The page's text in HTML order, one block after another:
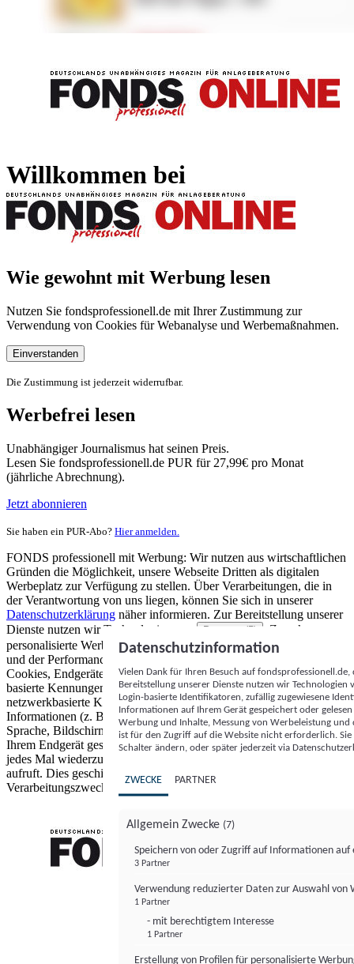
Willkommen bei
Wie gewohnt mit Werbung lesen
Nutzen Sie fondsprofessionell.de mit Ihrer Zustimmung zur
Verwendung von Cookies für Webanalyse und Werbemaßnahmen.
Einverstanden
Die Zustimmung ist jederzeit widerrufbar.
Werbefrei lesen
Unabhängiger Journalismus hat seinen Preis.
Lesen Sie fondsprofessionell.de PUR für 27,99€ pro Monat
(jährliche Abrechnung).
Jetzt abonnieren
Sie haben ein PUR-Abo? Hier anmelden.
FONDS professionell mit Werbung: Wir nutzen aus wirtschaftlichen
Gründen die Möglichkeit, unsere Webseite Dritten als digitalen
Werbeplatz zur Verfügung zu stellen. Über Verarbeitungen, die in
der Verantwortung von uns liegen, können Sie sich in unserer
Datenschutzerklärung näher informieren. Zur Bereitstellung unserer
Dienste nutzen wir Technologien von
Partnern (5)
. Zwecke:
personalisierte Werbung und Inhalte, Messung von Werbeleistung
und der Performance von Inhalten sowie Zielgruppenforschung.
Cookies, Endgeräte- oder ähnliche Online-Kennungen (z. B. login-
basierte Kennungen, zufällig generierte Kennungen,
netzwerkbasierte Kennungen) können zusammen mit anderen
Informationen (z. B. Browsertyp und Browserinformationen,
Sprache, Bildschirmgröße, unterstützte Technologien usw.) auf
Ihrem Endgerät gespeichert oder von dort ausgelesen werden, um es
jedes Mal wiederzuerkennen, wenn es eine App oder einer Webseite
aufruft. Dies geschieht für einen oder mehrere der hier aufgeführten
Verarbeitungszwecke.
Datenschutzinformation
Vielen Dank für Ihren Besuch auf
Bereitstellung unserer Dienste nutzen wir Technologien
Login-basierte Identifikatoren, zufällig zugewiesene
Informationen auf Ihrem Gerät gespeichert oder
Werbung und Inhalte, Messung von Werbeleistung
ist für den Zugriff auf die Website nicht erforderlich.
Schalter ändern, oder später jederzeit via
ZWECKE PARTNER
Allgemein Zwecke (7)
Speichern von oder Zugriff auf Informationen auf
3 Partner
Verwendung reduzierter Daten zur Auswahl von
1 Partner
- mit berechtigtem Interesse
1 Partner
Erstellung von Profilen für personalisierte
FONDS professionell